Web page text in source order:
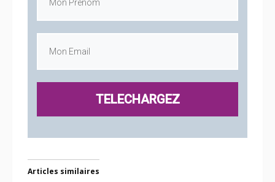
TELECHARGEZ
Articles similaires